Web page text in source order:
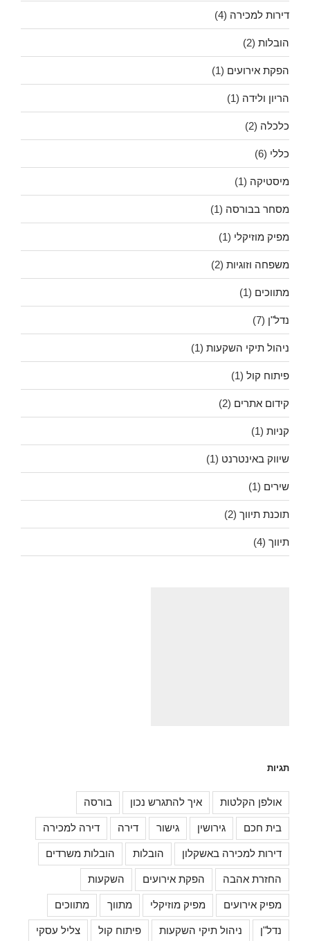
דירות למכירה (4)
הובלות (2)
הפקת אירועים (1)
הריון ולידה (1)
כלכלה (2)
כללי (6)
מיסטיקה (1)
מסחר בבורסה (1)
מפיק מוזיקלי (1)
משפחה וזוגיות (2)
מתווכים (1)
נדל"ן (7)
ניהול תיקי השקעות (1)
פיתוח קול (1)
קידום אתרים (2)
קניות (1)
שיווק באינטרנט (1)
שירים (1)
תוכנת תיווך (2)
תיווך (4)
תגיות
אולפן הקלטות איך להתגרש נכון בורסה
בית חכם גירושין גישור דירה דירה למכירה
דירות למכירה באשקלון הובלות הובלות משרדים
החזרת אהבה הפקת אירועים השקעות
מפיק אירועים מפיק מוזיקלי מתווך מתווכים
נדל"ן ניהול תיקי השקעות פיתוח קול צליל עסקי